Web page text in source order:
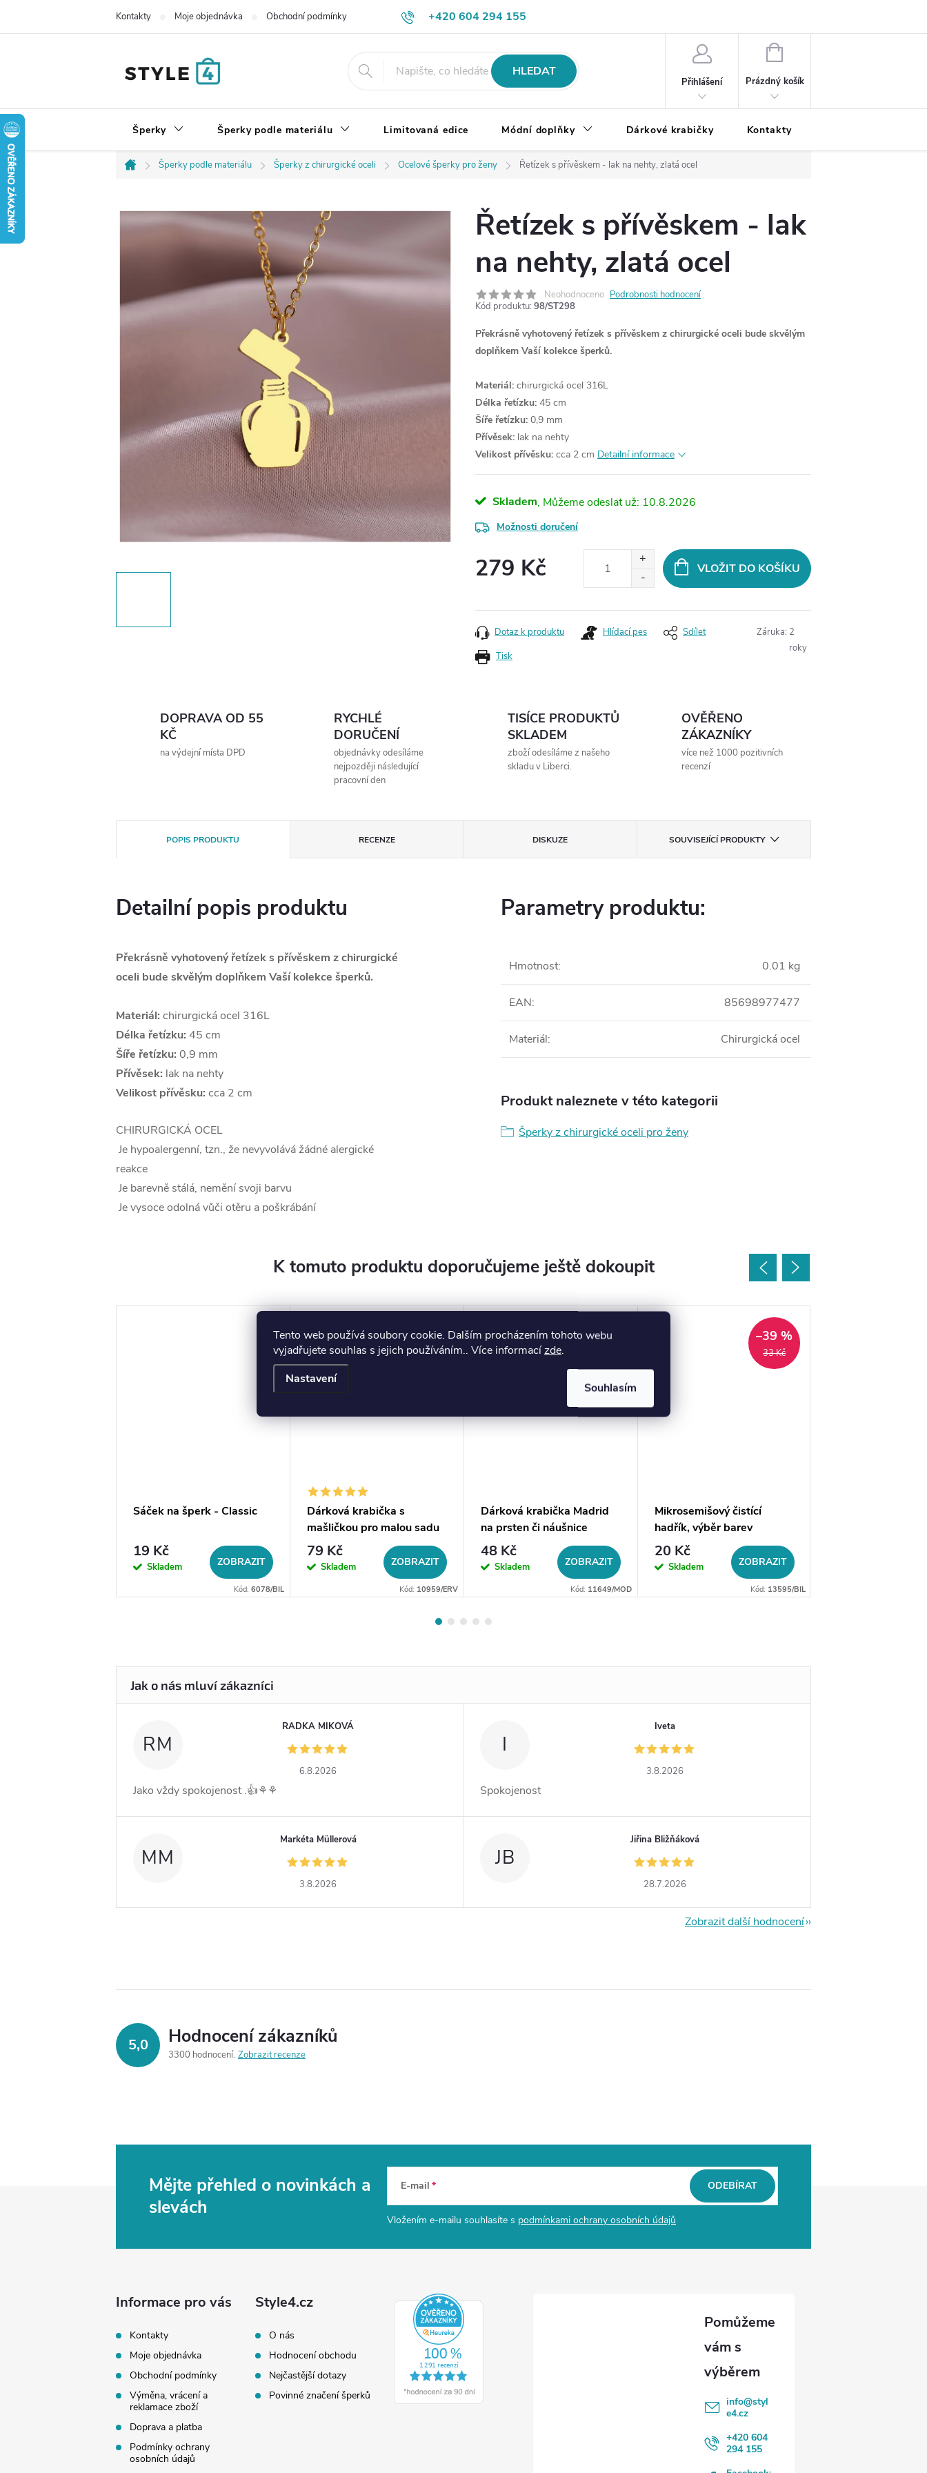
Tento web používá soubory cookie. Dalším procházením tohoto webu
vyjadřujete souhlas s jejich používáním.. Více informacízde.
Nastavení
Souhlasím
+420 604 294 155
Kontakty Moje objednávka Obchodní podmínky Výměna, vrácení a reklamace zboží
HLEDAT
Přihlášení
NÁKUPNÍ
Prázdný košík
Šperky Šperky podle materiálu Limitovaná edice Módní doplňky Dárkové krabičky Kontakty
Domů
Šperky podle materiálu Šperky z chirurgické oceli Ocelové šperky pro ženy Řetízek s přívěskem - lak na nehty, zlatá ocel
Řetízek s přívěskem - lak
na nehty, zlatá ocel
Neohodnoceno Podrobnosti hodnocení
Kód produktu: 98/ST298
Překrásně vyhotovený řetízek s přívěskem z chirurgické oceli bude skvělým
doplňkem Vaší kolekce šperků.
Materiál: chirurgická ocel 316L
Délka řetízku: 45 cm
Šíře řetízku: 0,9 mm
Přívěsek: lak na nehty
Velikost přívěsku: cca 2 cm Detailní informace
Skladem 10.8.2026
Možnosti doručení
279 Kč VLOŽIT DO KOŠÍKU
Tisk
Dotaz k produktu Hlídací pes Sdílet Záruka: 2
roky
DOPRAVA OD 55
KČ
na výdejní místa DPD
RYCHLÉ
DORUČENÍ
objednávky odesíláme
nejpozději následující
pracovní den
TISÍCE PRODUKTŮ
SKLADEM
zboží odesíláme z našeho
skladu v Liberci.
OVĚŘENO
ZÁKAZNÍKY
více než 1000 pozitivních
recenzí
POPIS PRODUKTU RECENZE DISKUZE SOUVISEJÍCÍ PRODUKTY
Detailní popis produktu
Překrásně vyhotovený řetízek s přívěskem z chirurgické
oceli bude skvělým doplňkem Vaší kolekce šperků.
Materiál: chirurgická ocel 316L
Délka řetízku: 45 cm
Šíře řetízku: 0,9 mm
Přívěsek: lak na nehty
Velikost přívěsku: cca 2 cm
CHIRURGICKÁ OCEL
Je hypoalergenní, tzn., že nevyvolává žádné alergické
reakce
Je barevně stálá, nemění svoji barvu
Je vysoce odolná vůči otěru a poškrábání
Parametry produktu:
Hmotnost: 0.01 kg
EAN: 85698977477
Materiál: Chirurgická ocel
Produkt naleznete v této kategorii
Šperky z chirurgické oceli pro ženy
K tomuto produktu doporučujeme ještě dokoupit
Sáček na šperk - Classic
19 Kč
Skladem ZOBRAZIT
Kód: 6078/BIL
Dárková krabička s
mašličkou pro malou sadu
šperků
79 Kč
Skladem ZOBRAZIT
Kód: 10959/ERV
Dárková krabička Madrid
na prsten či náušnice
48 Kč
Skladem ZOBRAZIT
Kód: 11649/MOD
33 Kč
–39 %
Mikrosemišový čistící
hadřík, výběr barev
20 Kč
Skladem ZOBRAZIT
Kód: 13595/BIL
RM
RADKA MIKOVÁ
6.8.2026
Jako vždy spokojenost .👍⚘️⚘️
I
Iveta
3.8.2026
Spokojenost
MM
Markéta Müllerová
3.8.2026
JB
Jiřina Bližňáková
28.7.2026
Zobrazit další hodnocení
5,0 Hodnocení zákazníků
3300 hodnocení Zobrazit recenze
Mějte přehled o novinkách a
slevách
E-mail
Vložením e-mailu souhlasíte s podmínkami ochrany osobních údajů
ODEBÍRAT
Informace pro vás
Kontakty
Moje objednávka
Obchodní podmínky
Výměna, vrácení a
reklamace zboží
Doprava a platba
Podmínky ochrany
osobních údajů
Style4.cz
O nás
Hodnocení obchodu
Nejčastější dotazy
Povinné značení šperků
info@styl
e4.cz
+420 604
294 155